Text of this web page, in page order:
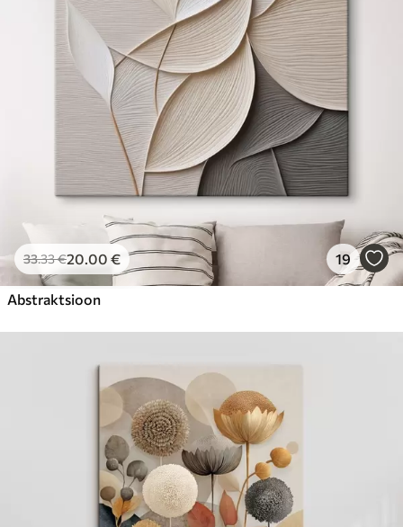
Hind Alates .00
33.33€20.00 € 19
Abstraktsioon